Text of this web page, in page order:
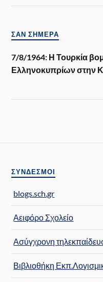
ΣΑΝ ΣΉΜΕΡΑ
7/8/1964: Η Τουρκία
Ελληνοκυπρίων στην
ΣΎΝΔΕΣΜΟΙ
blogs.sch.gr
Αειφόρο Σχολείο
Ασύγχρονη
Βιβλιοθήκη